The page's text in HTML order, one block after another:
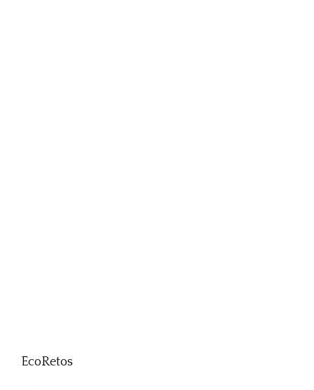
EcoRetos